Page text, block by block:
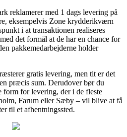
reklamerer med 1 dags levering på
eksempelvis Zone krydderikværn
i at transaktionen realiseres
det formål at de har en chance for
pakkemedarbejderne holder
gratis levering, men tit er det
præcis sum. Derudover bør du
for levering, der i de fleste
Farum eller Sæby – vil blive at få
til et afhentningssted.